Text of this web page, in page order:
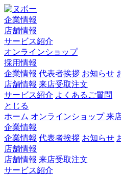
企業情報
店舗情報
サービス紹介
オンラインショップ
採用情報
企業情報 代表者挨拶 お知らせ
店舗情報 来店受取注文
サービス紹介 よくあるご質問
とじる
ホーム オンラインショップ来
企業情報
企業情報 代表者挨拶 お知らせ
店舗情報
店舗情報 来店受取注文
サービス紹介